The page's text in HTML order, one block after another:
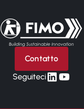
Torna alla pagina iniziale
Contatto
Seguitecilinkedin
yt